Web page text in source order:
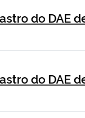
do DAE
do DAE